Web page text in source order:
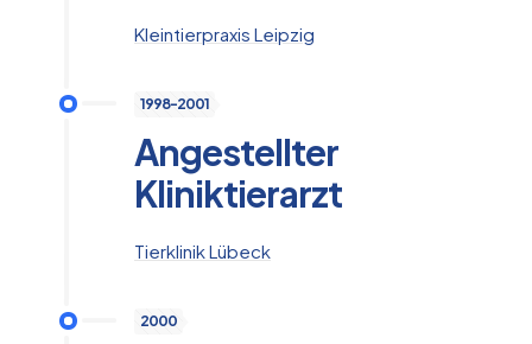
Kleintierpraxis Leipzig
1998-2001
Angestellter
Kliniktierarzt
Tierklinik Lübeck
2000